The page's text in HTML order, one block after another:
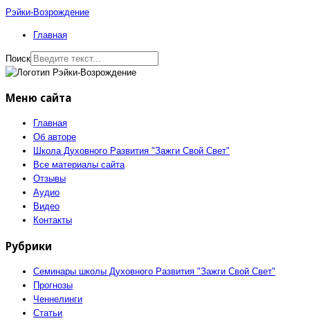
Рэйки-Возрождение
Главная
Поиск
Меню сайта
Главная
Об авторе
Школа Духовного Развития "Зажги Свой Свет"
Все материалы сайта
Отзывы
Аудио
Видео
Контакты
Рубрики
Семинары школы Духовного Развития "Зажги Свой Свет"
Прогнозы
Ченнелинги
Статьи